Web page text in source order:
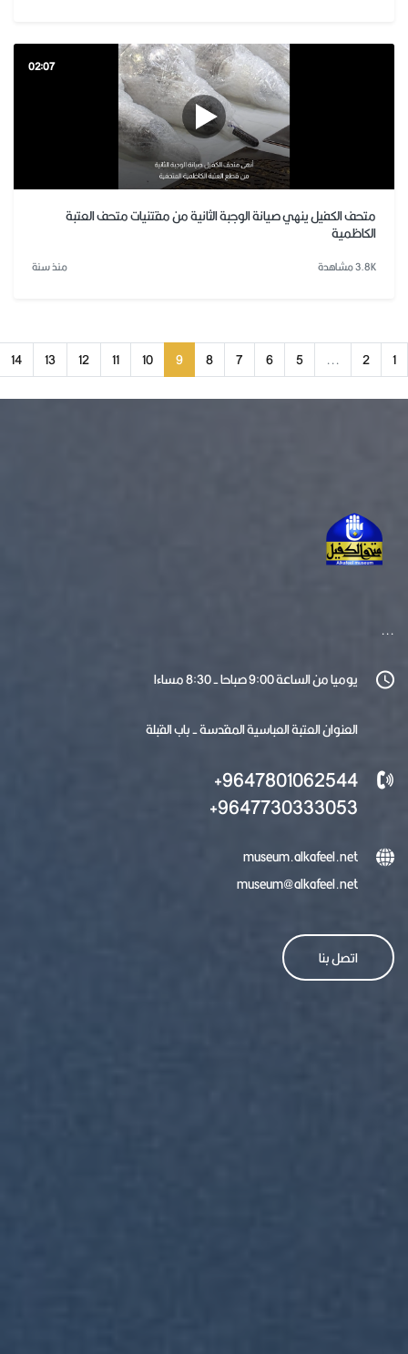
02:07
متحف الكفيل ينهي صيانة الوجبة الثانية من مقتنيات متحف العتبة
الكاظمية
3.8K مشاهدة منذ سنة
1
2
...
5
6
7
8
9
10
11
12
13
14
...
يوميا من الساعة 9:00 صباحا - 8:30 مساءا
العنوان العتبة العباسية المقدسة - باب القبلة
9647801062544+
9647730333053+
museum.alkafeel.net
museum@alkafeel.net
اتصل بنا